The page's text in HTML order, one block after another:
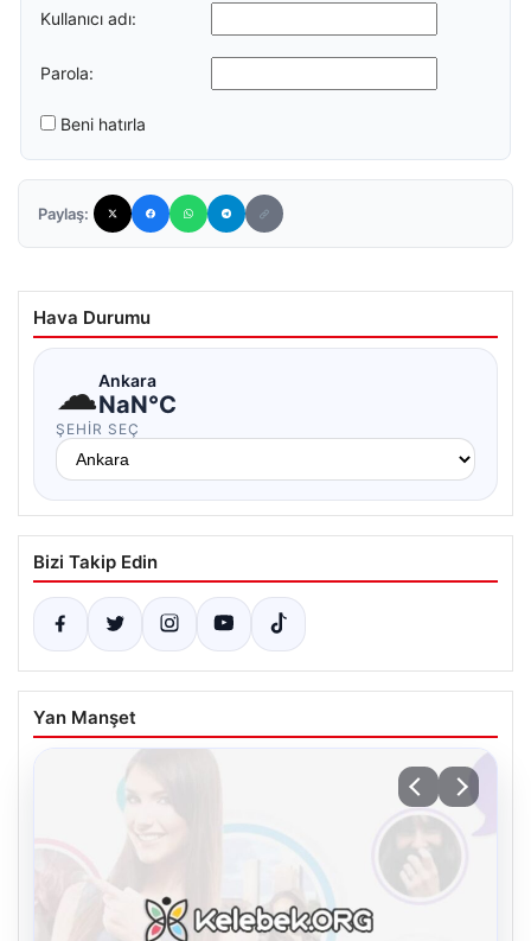
Kullanıcı adı:
Parola:
Beni hatırla
Paylaş:
Hava Durumu
☁Ankara
NaN°C
ŞEHIR SEÇ
Bizi Takip Edin
Yan Manşet